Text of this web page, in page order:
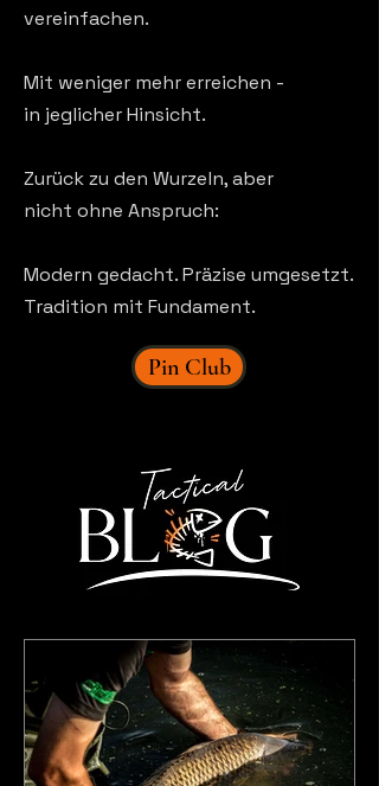
vereinfachen.
Mit weniger mehr erreichen -
in jeglicher Hinsicht.
Zurück zu den Wurzeln,aber
nicht ohne Anspruch:​
Modern gedacht. Präzise umgesetzt.
Tradition mit Fundament.
Pin Club